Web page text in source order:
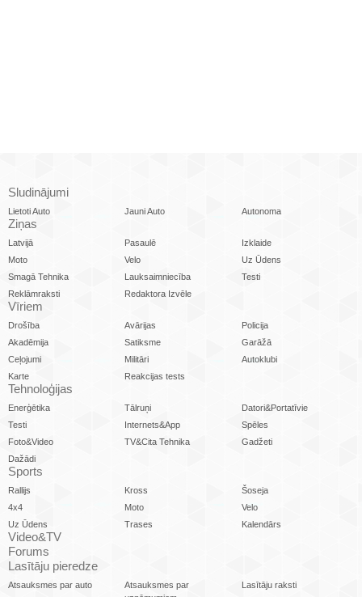
Sludinājumi
Lietoti Auto Jauni Auto Autonoma
Ziņas
Latvijā Pasaulē
Izklaide
Moto
Velo
Uz Ūdens
Smagā Tehnika
Lauksaimniecība
Testi
Reklāmraksti
Redaktora Izvēle
Vīriem
Drošība Avārijas
Policija
Akadēmija
Satiksme
Garāžā
Ceļojumi
Militāri
Autoklubi
Karte
Reakcijas tests
Tehnoloģijas
Enerģētika Tālruņi
Datori&Portatīvie
Testi
Internets&App
Spēles
Foto&Video
TV&Cita Tehnika
Gadžeti
Dažādi
Sports
Rallijs Kross
Šoseja
4x4
Moto
Velo
Uz Ūdens
Trases Kalendārs
Video&TV
Forums
Lasītāju pieredze
Atsauksmes par auto
Atsauksmes par
Lasītāju raksti